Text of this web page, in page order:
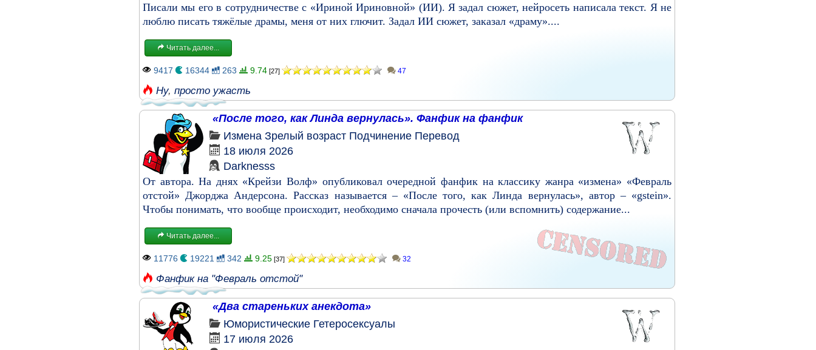
Писали мы его в сотрудничестве с «Ириной Ириновной» (ИИ). Я задал сюжет, нейросеть написала текст. Я не
люблю писать тяжёлые драмы, меня от них глючит. Задал ИИ сюжет, заказал «драму»....
Читать далее...
9417 16344 263 9.74 [27] 47
Ну, просто ужасть
«После того, как Линда вернулась». Фанфик на фанфик
Измена Зрелый возраст Подчинение Перевод
18 июля 2026
Darknesss
От автора. На днях «Крейзи Волф» опубликовал очередной фанфик на классику жанра «измена» «Февраль
отстой» Джорджа Андерсона. Рассказ называется – «После того, как Линда вернулась», автор – «gstein».
Чтобы понимать, что вообще происходит, необходимо сначала прочесть (или вспомнить) содержание...
Читать далее...
11776 19221 342 9.25 [37] 32
Фанфик на "Февраль отстой"
«Два стареньких анекдота»
Юмористические Гетеросексуалы
17 июля 2026